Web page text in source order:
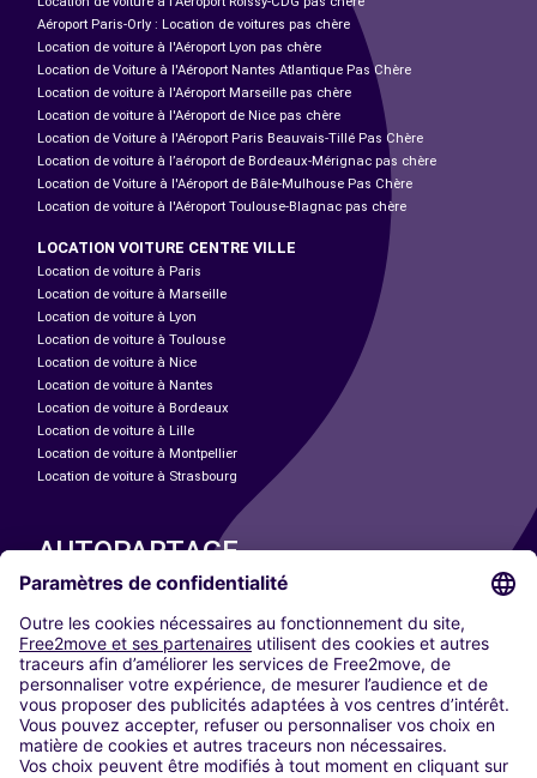
Aéroport Paris-Orly : Location de voitures pas chère
Location de voiture à l'Aéroport Lyon pas chère
Location de Voiture à l'Aéroport Nantes Atlantique Pas Chère
Location de voiture à l'Aéroport Marseille pas chère
Location de voiture à l'Aéroport de Nice pas chère
Location de Voiture à l'Aéroport Paris Beauvais-Tillé Pas Chère
Location de voiture à l’aéroport de Bordeaux-Mérignac pas chère
Location de Voiture à l'Aéroport de Bâle-Mulhouse Pas Chère
Location de voiture à l'Aéroport Toulouse-Blagnac pas chère
LOCATION VOITURE CENTRE VILLE
Location de voiture à Paris
Location de voiture à Marseille
Location de voiture à Lyon
Location de voiture à Toulouse
Location de voiture à Nice
Location de voiture à Nantes
Location de voiture à Bordeaux
Location de voiture à Lille
Location de voiture à Montpellier
Location de voiture à Strasbourg
AUTOPARTAGE
Paris
Madrid
Washington DC
Milan
Rome
Turin
Vienne